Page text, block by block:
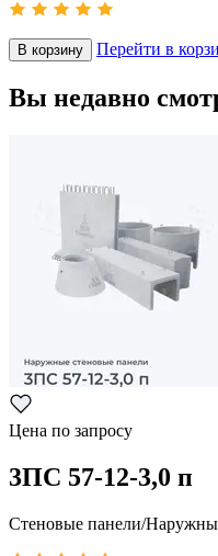
В корзину Перейти в
Вы недавно
Цена по запросу
3ПС 57-12-3,0 п
Стеновые панели/